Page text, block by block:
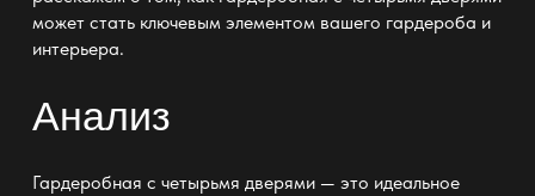
может стать ключевым элементом вашего гардероба и
интерьера.
Анализ
Гардеробная с четырьмя дверями— это идеальное